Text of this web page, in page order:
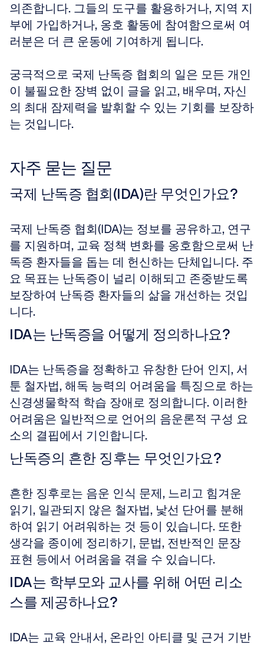
의존합니다. 그들의 도구를 활용하거나, 지역 지
부에 가입하거나, 옹호 활동에 참여함으로써 여
러분은 더 큰 운동에 기여하게 됩니다.
궁극적으로 국제 난독증 협회의 일은 모든 개인
이 불필요한 장벽 없이 글을 읽고, 배우며, 자신
의 최대 잠제력을 발휘할 수 있는 기회를 보장하
는 것입니다.
자주 묻는 질문
국제 난독증 협회(IDA)란 무엇인가요?
국제 난독증 협회(IDA)는 정보를 공유하고, 연구
를 지원하며, 교육 정책 변화를 옹호함으로써 난
독증 환자들을 돕는 데 헌신하는 단체입니다. 주
요 목표는 난독증이 널리 이해되고 존중받도록
보장하여 난독증 환자들의 삶을 개선하는 것입
니다.
IDA는 난독증을 어떻게 정의하나요?
IDA는 난독증을 정확하고 유창한 단어 인지, 서
툰 철자법, 해독 능력의 어려움을 특징으로 하는
신경생물학적 학습 장애로 정의합니다. 이러한
어려움은 일반적으로 언어의 음운론적 구성 요
소의 결핍에서 기인합니다.
난독증의 흔한 징후는 무엇인가요?
흔한 징후로는 음운 인식 문제, 느리고 힘겨운
읽기, 일관되지 않은 철자법, 낯선 단어를 분해
하여 읽기 어려워하는 것 등이 있습니다. 또한
생각을 종이에 정리하기, 문법, 전반적인 문장
표현 등에서 어려움을 겪을 수 있습니다.
IDA는 학부모와 교사를 위해 어떤 리소
스를 제공하나요?
IDA는 교육 안내서, 온라인 아티클 및 근거 기반